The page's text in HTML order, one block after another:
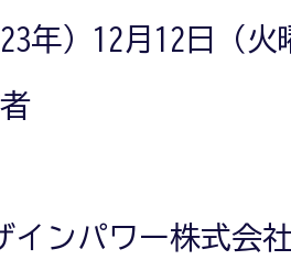
年）12月12日（火
インパワー株式会